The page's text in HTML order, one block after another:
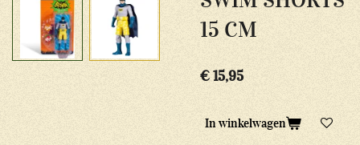
15 CM
€ 15,95
In winkelwagen